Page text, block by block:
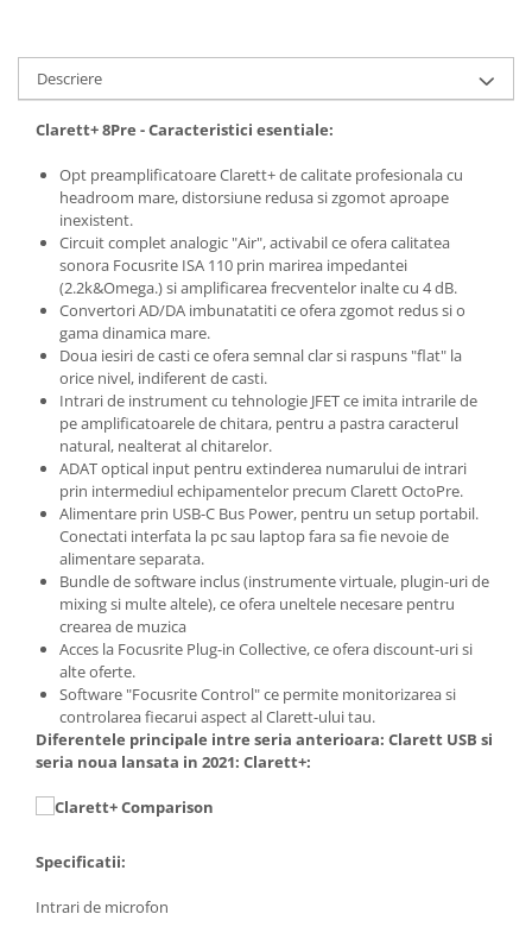
Stative de microfon
Studio si inregistrari
Accesorii de microfoane
Accesorii echipamente de studio
Clape MIDI
Controllere MIDI - USB DAW
Controllere monitoare de studio
Convertoare AD/DA
Interfete audio
Interfete MIDI si Cabluri Midi-USB
Microfoane de studio
Monitoare de studio
Pop filtre
Preamplificatoare
Protectii antifonice pentru urechi
Rack studio
Recordere de studio
Recordere portabile
Sintetizatoare
Standuri si stative de monitoare
Subwoofere de studio
Tratament acustic
Lumini si efecte
Accesorii pentru lumini
Cabluri de Alimentare
Case-uri de lumini
Descriere
Clarett+ 8Pre - Caracteristici esentiale:
Opt preamplificatoare Clarett+ de calitate profesionala cu
headroom mare, distorsiune redusa si zgomot aproape
inexistent.
Circuit complet analogic "Air", activabil ce ofera calitatea
sonora Focusrite ISA 110 prin marirea impedantei
(2.2k&Omega.) si amplificarea frecventelor inalte cu 4 dB.
Convertori AD/DA imbunatatiti ce ofera zgomot redus si o
gama dinamica mare.
Doua iesiri de casti ce ofera semnal clar si raspuns "flat" la
orice nivel, indiferent de casti.
Intrari de instrument cu tehnologie JFET ce imita intrarile de
pe amplificatoarele de chitara, pentru a pastra caracterul
natural, nealterat al chitarelor.
ADAT optical input pentru extinderea numarului de intrari
prin intermediul echipamentelor precum Clarett OctoPre.
Alimentare prin USB-C Bus Power, pentru un setup portabil.
Conectati interfata la pc sau laptop fara sa fie nevoie de
alimentare separata.
Bundle de software inclus (instrumente virtuale, plugin-uri de
mixing si multe altele), ce ofera uneltele necesare pentru
crearea de muzica
Acces la Focusrite Plug-in Collective, ce ofera discount-uri si
alte oferte.
Software "Focusrite Control" ce permite monitorizarea si
controlarea fiecarui aspect al Clarett-ului tau.
Diferentele principale intre seria anterioara: Clarett USB si
seria noua lansata in 2021: Clarett+:
Specificatii:
Intrari de microfon